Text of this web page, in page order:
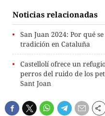
Noticias relacionadas
San Juan 2024: Por qué
tradición en Cataluña
Castellolí ofrece un
perros del ruido de los
Sant Joan